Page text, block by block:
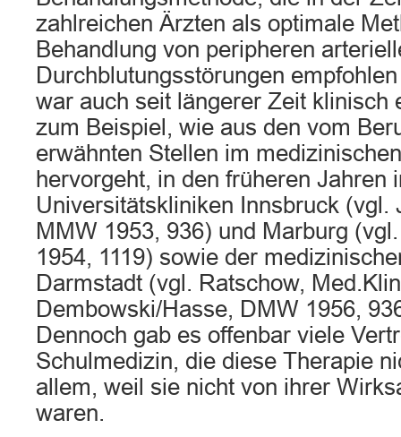
zahlreichen Ärzten als optimale
Behandlung von peripheren
Durchblutungsstörungen
war auch seit längerer Zeit klinisch
zum Beispiel, wie aus den vom
erwähnten Stellen im
hervorgeht, in den früheren Jahren
Universitätskliniken Innsbruck (vgl.
MMW 1953, 936) und Marburg
1954, 1119) sowie der
Darmstadt (vgl. Ratschow,
Dembowski/Hasse, DMW 1956,
Dennoch gab es offenbar viele
Schulmedizin, die diese Therapie
allem, weil sie nicht von ihrer
waren.